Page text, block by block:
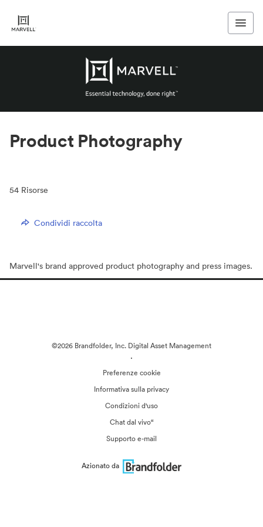
Product Photography
54 Risorse
Condividi raccolta
Marvell's brand approved product photography and press images.
©2026 Brandfolder, Inc. Digital Asset Management
·
Preferenze cookie
Informativa sulla privacy
Condizioni d'uso
Chat dal vivo“
Supporto e-mail
Azionato da